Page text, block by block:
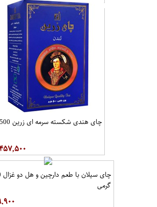
چای هندی شکسته سرمه ای زرین 500 گرمی
۴۵۷,۵۰۰
گرمی